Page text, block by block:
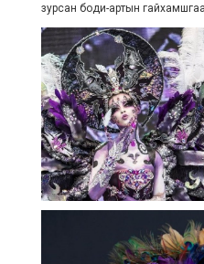
зурсан боди-артын